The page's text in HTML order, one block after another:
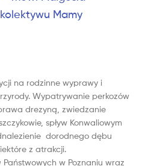
Mamy
na rodzinne wyprawy i
Wypatrywanie perkozów
drezyną, zwiedzanie
spływ Konwaliowym
dorodnego dębu
z atrakcji.
w Poznaniu wraz